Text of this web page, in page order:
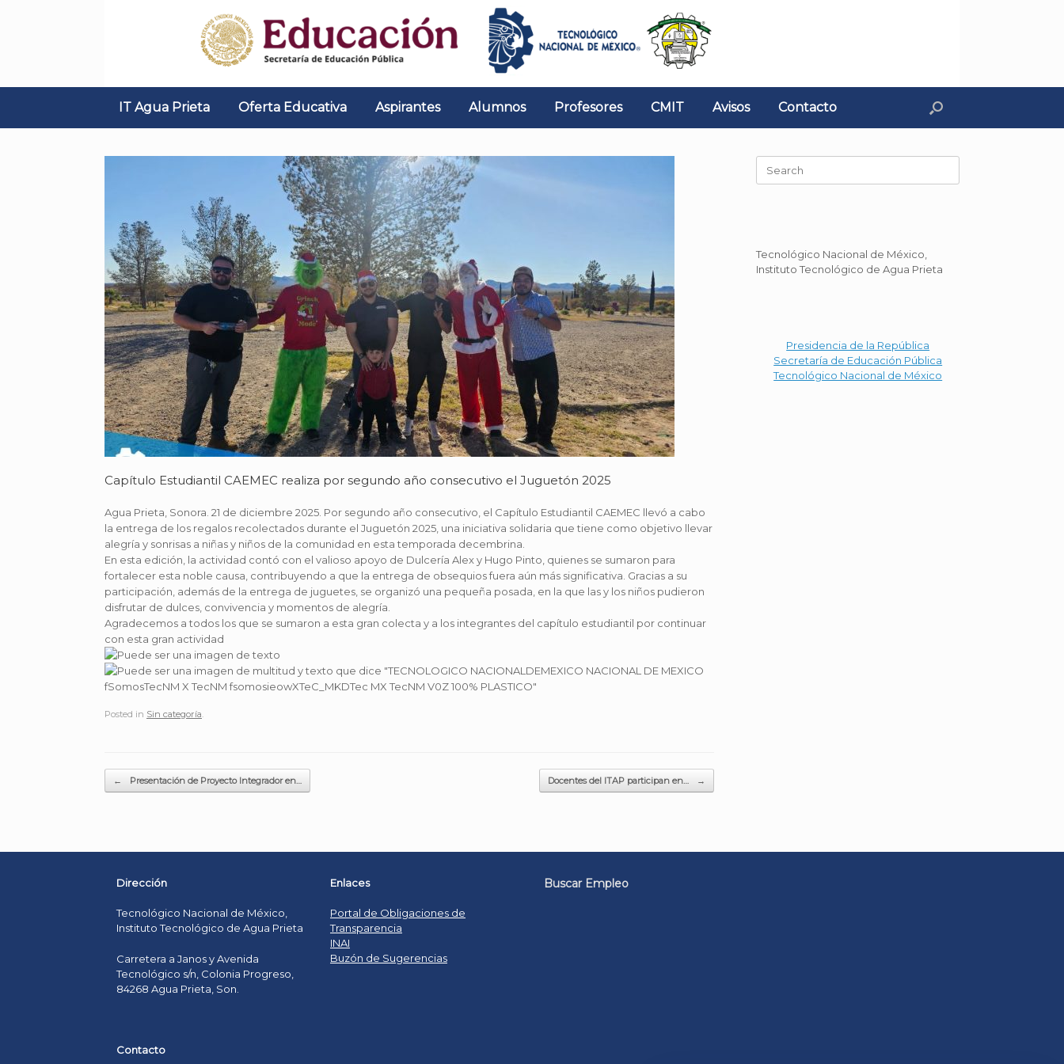
IT Agua Prieta Oferta Educativa Aspirantes Alumnos Profesores CMIT Avisos Contacto
Capítulo Estudiantil CAEMEC realiza por segundo año consecutivo el Juguetón 2025
Agua Prieta, Sonora. 21 de diciembre 2025. Por segundo año consecutivo, el Capítulo Estudiantil CAEMEC llevó a cabo
la entrega de los regalos recolectados durante el Juguetón 2025, una iniciativa solidaria que tiene como objetivo llevar
alegría y sonrisas a niñas y niños de la comunidad en esta temporada decembrina.
En esta edición, la actividad contó con el valioso apoyo de Dulcería Alex y Hugo Pinto, quienes se sumaron para
fortalecer esta noble causa, contribuyendo a que la entrega de obsequios fuera aún más significativa. Gracias a su
participación, además de la entrega de juguetes, se organizó una pequeña posada, en la que las y los niños pudieron
disfrutar de dulces, convivencia y momentos de alegría.
Agradecemos a todos los que se sumaron a esta gran colecta y a los integrantes del capítulo estudiantil por continuar
con esta gran actividad
Posted in Sin categoría
Post navigation
← Presentación de Proyecto Integrador en… Docentes del ITAP participan en… →
for:
Tecnológico Nacional de México,
Instituto Tecnológico de Agua Prieta
Presidencia de la República
Secretaría de Educación Pública
Tecnológico Nacional de México
Dirección
Tecnológico Nacional de México,
Instituto Tecnológico de Agua Prieta
Carretera a Janos y Avenida
Tecnológico s/n, Colonia Progreso,
84268 Agua Prieta, Son.
Contacto
Enlaces
Portal de Obligaciones de
Transparencia
INAI
Buzón de Sugerencias
Buscar Empleo